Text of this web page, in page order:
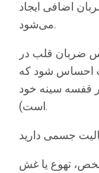
اضافی ایجاد
می‌شود.
ضربان قلب در
احساس شود که
قفسه سینه خود
است).
تهوع یا غش